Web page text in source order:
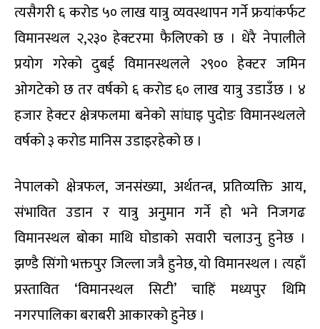
त्यसैगरी ६ करोड ५० लाख यात्रु व्यवस्थापन गर्ने फ्रयांकर्फट
विमानस्थल २,२३० हेक्टरमा फैलिएको छ । धेरै नेपालीले
प्रयोग गरेको दुबई विमानस्थलले २९०० हेक्टर जमिन
ओगटेको छ तर वर्षको ६ करोड ६० लाख यात्रु उडाउँछ । ४
हजार हेक्टर क्षेत्रफलमा बनेको सांघाइ पुदोङ विमानस्थलले
वर्षको ३ करोड मानिस उडाइरहेको छ ।
नेपालको क्षेत्रफल, जनसंख्या, अर्थतन्त्र, प्रतिव्यक्ति आय,
संभावित उडान र यात्रु अनुमान गर्ने हो भने निजगढ
विमानस्थल बोका माथि घोडाको सवारी चलाउनु हुनेछ ।
झण्डै सिंगो भक्तपुर जिल्ला जत्रै हुनेछ, यो विमानस्थल । त्यहाँ
प्रस्तावित ‘विमानस्थल सिटी’ चाहिं मध्यपुर थिमि
नगरपालिका बराबरी आकारको हुनेछ ।